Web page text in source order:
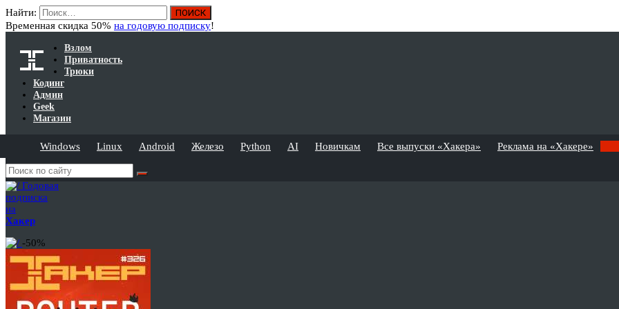
Найти:
Временная скидка 50% на годовую подписку!
Взлом
Приватность
Трюки
Кодинг
Админ
Geek
Магазин
Windows Linux Android Железо Python AI Новичкам Все выпуски «Хакера» Реклама на «Хакере»
Годовая
подписка
на
Хакер
-50%